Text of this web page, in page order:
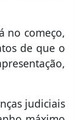
no começo,
de que o
judiciais